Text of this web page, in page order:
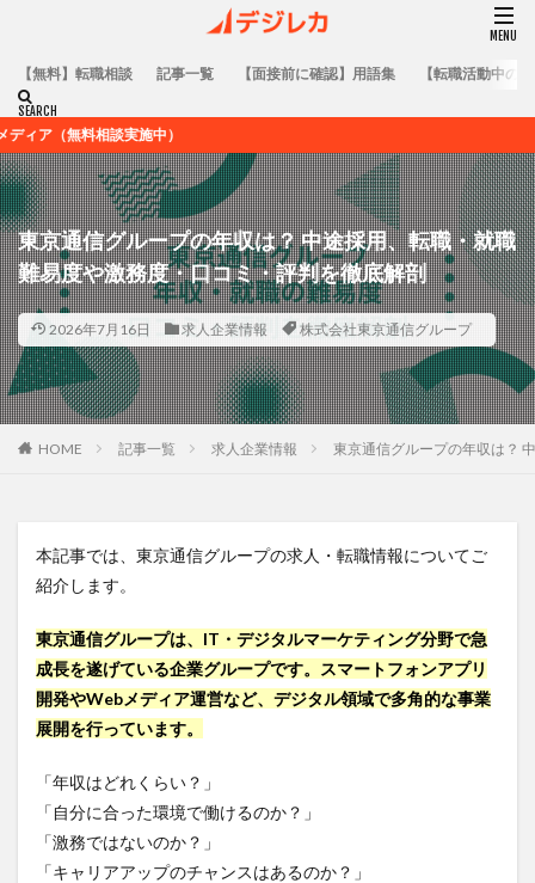
【無料】転職相談 記事一覧 【面接前に確認】用語集 【転職活動中の
実施中）
東京通信グループの年収は？ 中途採用、転職・就職
難易度や激務度・口コミ・評判を徹底解剖
2026年7月16日 求人企業情報 株式会社東京通信グループ
HOME 記事一覧 求人企業情報 東京通信グループの年収は？
本記事では、東京通信グループの求人・転職情報についてご
紹介します。
東京通信グループは、IT・デジタルマーケティング分野で急
成長を遂げている企業グループです。スマートフォンアプリ
開発やWebメディア運営など、デジタル領域で多角的な事業
展開を行っています。
「年収はどれくらい？」
「自分に合った環境で働けるのか？」
「激務ではないのか？」
「キャリアアップのチャンスはあるのか？」